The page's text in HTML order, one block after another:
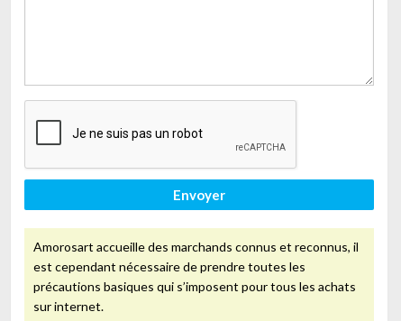
Envoyer
Amorosart accueille des marchands connus et reconnus, il
est cependant nécessaire de prendre toutes les
précautions basiques qui s’imposent pour tous les achats
sur internet.